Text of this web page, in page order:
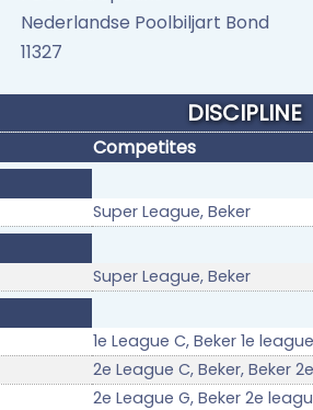
Nederlandse Poolbiljart Bond
11327
DISCIPLINE
Competites
Super League, Beker
Super League, Beker
1e League C, Beker 1e league
2e League C, Beker, Beker
2e League G, Beker 2e